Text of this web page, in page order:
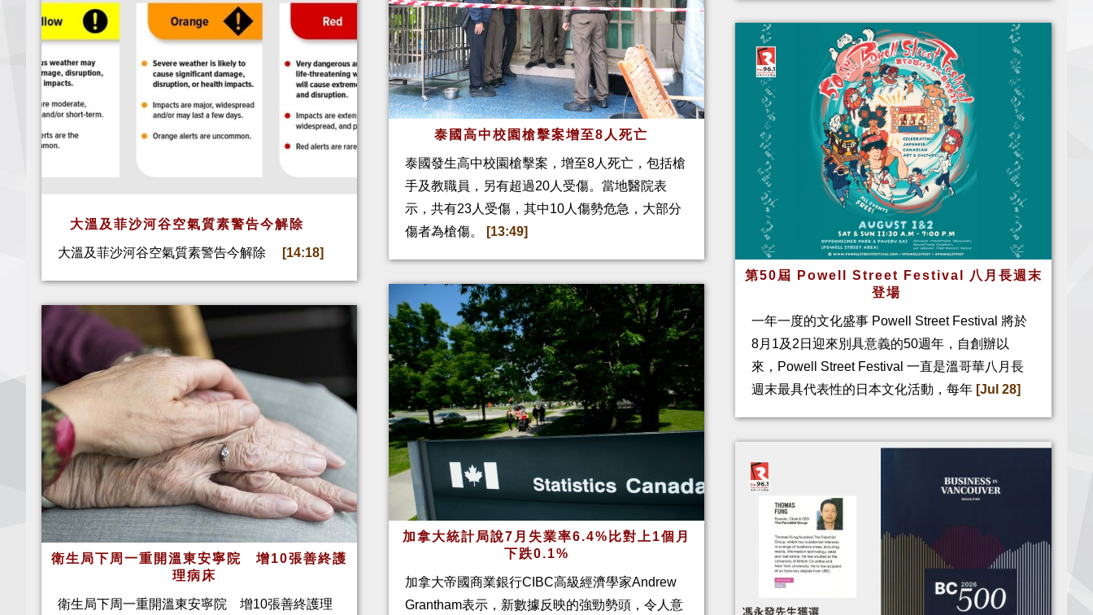
大溫及菲沙河谷空氣質素警告今解除
大溫及菲沙河谷空氣質素警告今解除 [14:18]
衛生局下周一重開溫東安寧院 增10張善終護
理病床
衛生局下周一重開溫東安寧院 增10張善終護理
泰國高中校園槍擊案增至8人死亡
泰國發生高中校園槍擊案，增至8人死亡，包括槍
手及教職員，另有超過20人受傷。當地醫院表
示，共有23人受傷，其中10人傷勢危急，大部分
傷者為槍傷。
[13:49]
加拿大統計局說7月失業率6.4%比對上1個月
下跌0.1%
加拿大帝國商業銀行CIBC高級經濟學家Andrew
Grantham表示，新數據反映的強勁勢頭，令人意
第50屆 Powell Street Festival 八月長週末
登場
一年一度的文化盛事 Powell Street Festival 將於
8月1及2日迎來別具意義的50週年，自創辦以
來，Powell Street Festival 一直是溫哥華八月長
週末最具代表性的日本文化活動，每年 [Jul 28]